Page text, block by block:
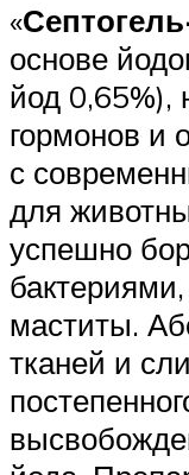
«
основе
йод 0,65%),
гормонов и
с
для
успешно
маститы.
тканей и